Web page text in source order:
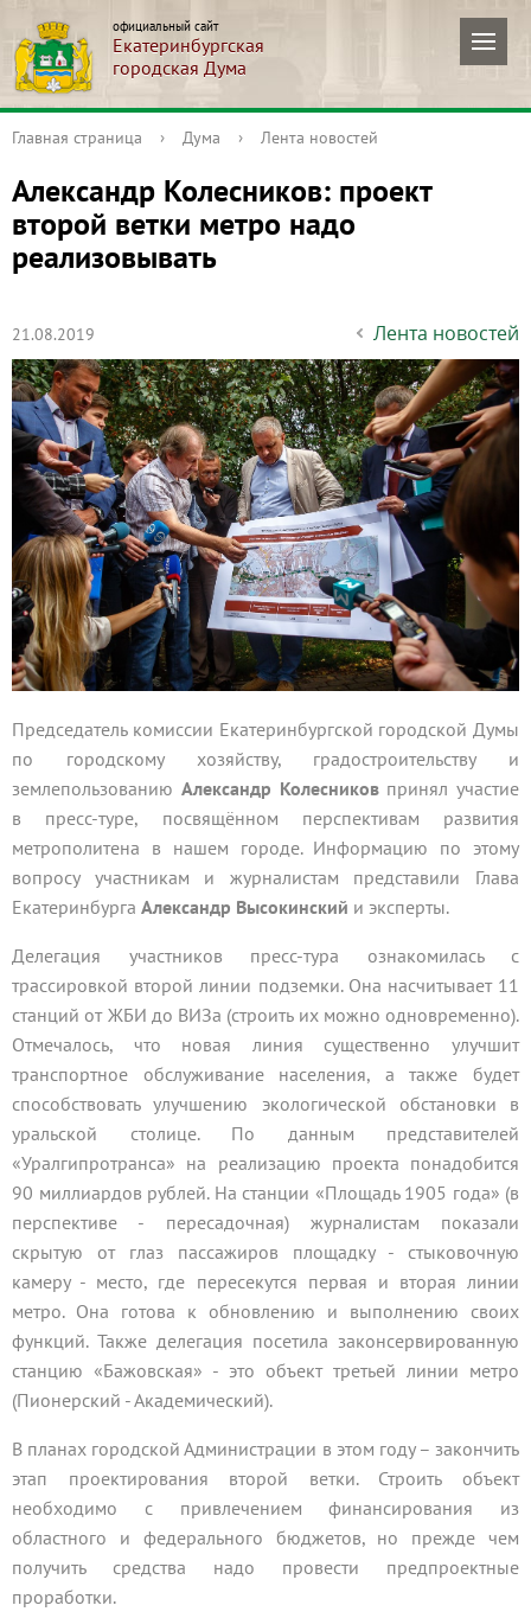
официальный сайт
Екатеринбургская
городская Дума
Главная страница › Дума › Лента новостей
Александр Колесников: проект
второй ветки метро надо
реализовывать
21.08.2019 Лента новостей
Председатель комиссии Екатеринбургской городской Думы
по городскому хозяйству, градостроительству и
землепользованию Александр Колесниковпринял участие
в пресс-туре, посвящённом перспективам развития
метрополитена в нашем городе. Информацию по этому
вопросу участникам и журналистам представили Глава
Екатеринбурга Александр Высокинский и эксперты.
Делегация участников пресс-тура ознакомилась с
трассировкой второй линии подземки. Она насчитывает 11
станций от ЖБИ до ВИЗа (строить их можно одновременно).
Отмечалось, что новая линия существенно улучшит
транспортное обслуживание населения, а также будет
способствовать улучшению экологической обстановки в
уральской столице. По данным представителей
«Уралгипротранса» на реализацию проекта понадобится
90 миллиардов рублей. На станции «Площадь 1905 года» (в
перспективе - пересадочная) журналистам показали
скрытую от глаз пассажиров площадку - стыковочную
камеру - место, где пересекутся первая и вторая линии
метро. Она готова к обновлению и выполнению своих
функций. Также делегация посетила законсервированную
станцию «Бажовская» - это объект третьей линии метро
(Пионерский - Академический).
В планах городской Администрации в этом году – закончить
этап проектирования второй ветки. Строить объект
необходимо с привлечением финансирования из
областного и федерального бюджетов, но прежде чем
получить средства надо провести предпроектные
проработки.